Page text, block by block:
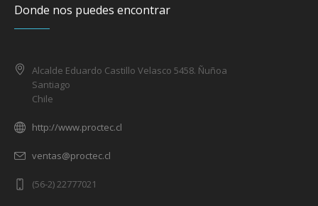
Donde nos puedes encontrar
Alcalde Eduardo Castillo Velasco 5458. Ñuñoa
Santiago
Chile
http://www.proctec.cl
ventas@proctec.cl
(56-2) 22777021